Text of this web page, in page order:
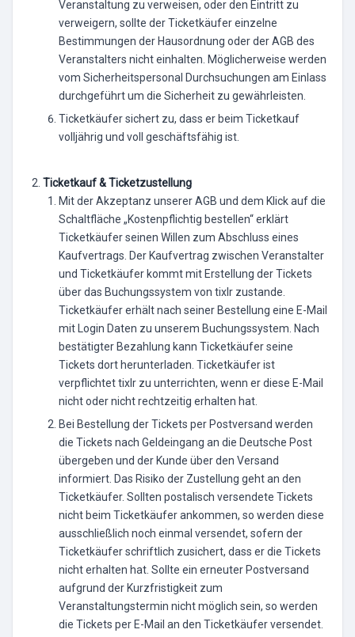
Veranstaltung zu verweisen, oder den Eintritt zu
verweigern, sollte der Ticketkäufer einzelne
Bestimmungen der Hausordnung oder der AGB des
Veranstalters nicht einhalten. Möglicherweise werden
vom Sicherheitspersonal Durchsuchungen am Einlass
durchgeführt um die Sicherheit zu gewährleisten.
Ticketkäufer sichert zu, dass er beim Ticketkauf
volljährig und voll geschäftsfähig ist.
Ticketkauf & Ticketzustellung
Mit der Akzeptanz unserer AGB und dem Klick auf die
Schaltfläche „Kostenpflichtig bestellen“ erklärt
Ticketkäufer seinen Willen zum Abschluss eines
Kaufvertrags. Der Kaufvertrag zwischen Veranstalter
und Ticketkäufer kommt mit Erstellung der Tickets
über das Buchungssystem von tixlr zustande.
Ticketkäufer erhält nach seiner Bestellung eine E-Mail
mit Login Daten zu unserem Buchungssystem. Nach
bestätigter Bezahlung kann Ticketkäufer seine
Tickets dort herunterladen. Ticketkäufer ist
verpflichtet tixlr zu unterrichten, wenn er diese E-Mail
nicht oder nicht rechtzeitig erhalten hat.
Bei Bestellung der Tickets per Postversand werden
die Tickets nach Geldeingang an die Deutsche Post
übergeben und der Kunde über den Versand
informiert. Das Risiko der Zustellung geht an den
Ticketkäufer. Sollten postalisch versendete Tickets
nicht beim Ticketkäufer ankommen, so werden diese
ausschließlich noch einmal versendet, sofern der
Ticketkäufer schriftlich zusichert, dass er die Tickets
nicht erhalten hat. Sollte ein erneuter Postversand
aufgrund der Kurzfristigkeit zum
Veranstaltungstermin nicht möglich sein, so werden
die Tickets per E-Mail an den Ticketkäufer versendet.